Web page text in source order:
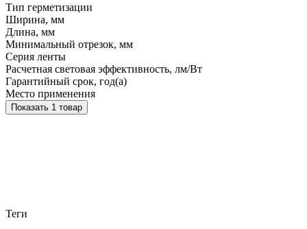
Тип герметизации
Ширина, мм
Длина, мм
Минимальный отрезок, мм
Серия ленты
Расчетная световая эффективность, лм/Вт
Гарантийный срок, год(а)
Место применения
Показать 1 товар
Теги